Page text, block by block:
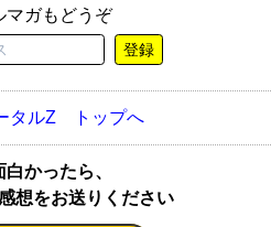
マガもどうぞ
登録
タルZ トップへ
かったら、
想をお送りください